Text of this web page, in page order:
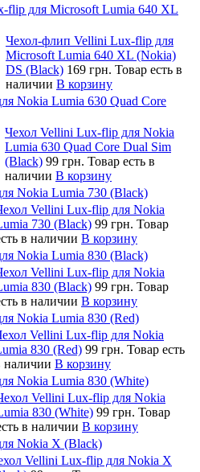
flip для Microsoft Lumia 640 XL
Чехол-флип Vellini Lux-flip для
Microsoft Lumia 640 XL (Nokia)
DS (Black) 169 грн. Товар есть в
наличии В корзину
Nokia Lumia 630 Quad Core
Чехол Vellini Lux-flip для Nokia
Lumia 630 Quad Core Dual Sim
(Black) 99 грн. Товар есть в
наличии В корзину
Nokia Lumia 730 (Black)
Vellini Lux-flip для Nokia
730 (Black) 99 грн. Товар
в наличии В корзину
Nokia Lumia 830 (Black)
Vellini Lux-flip для Nokia
830 (Black) 99 грн. Товар
в наличии В корзину
Nokia Lumia 830 (Red)
Vellini Lux-flip для Nokia
830 (Red) 99 грн. Товар есть
наличии В корзину
Nokia Lumia 830 (White)
Vellini Lux-flip для Nokia
830 (White) 99 грн. Товар
в наличии В корзину
Nokia X (Black)
Vellini Lux-flip для Nokia X